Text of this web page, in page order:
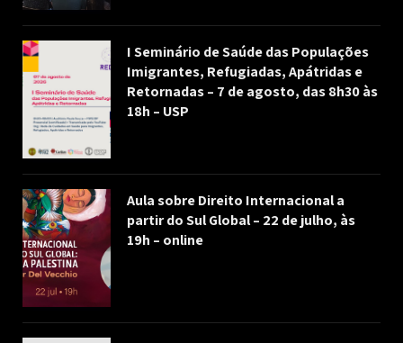
I Seminário de Saúde das Populações
Imigrantes, Refugiadas, Apátridas e
Retornadas – 7 de agosto, das 8h30 às
18h – USP
Aula sobre Direito Internacional a
partir do Sul Global – 22 de julho, às
19h – online